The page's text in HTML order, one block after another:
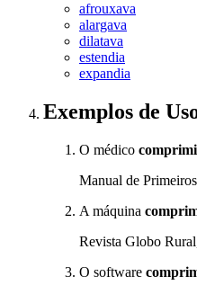
afrouxava
alargava
dilatava
estendia
expandia
Exemplos de
O médico
Manual de
A máquina
Revista Globo
O software